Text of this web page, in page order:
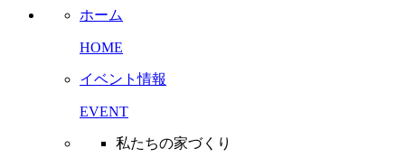
ホーム
HOME
イベント情報
EVENT
私たちの家づくり